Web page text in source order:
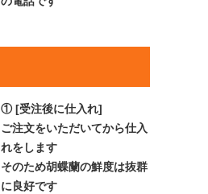
① [受注後に仕入れ]
ご注文をいただいてから仕入
れをします
そのため胡蝶蘭の鮮度は抜群
に良好です